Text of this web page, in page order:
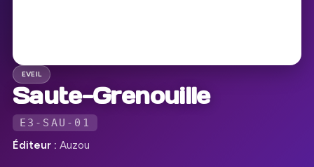
EVEIL
Saute-Grenouille
E3-SAU-01
Éditeur : Auzou